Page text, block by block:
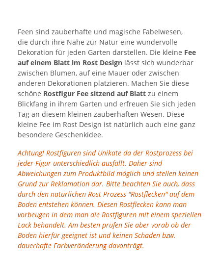
Feen sind zauberhafte und magische Fabelwesen,
die durch ihre Nähe zur Natur eine wundervolle
Dekoration für jeden Garten darstellen. Die kleine Fee
auf einem Blatt im Rost Design lässt sich wunderbar
zwischen Blumen, auf eine Mauer oder zwischen
anderen Dekorationen platzieren. Machen Sie diese
schöne Rostfigur Fee sitzend auf Blatt zu einem
Blickfang in ihrem Garten und erfreuen Sie sich jeden
Tag an diesem kleinen zauberhaften Wesen. Diese
kleine Fee im Rost Design ist natürlich auch eine ganz
besondere Geschenkidee.
Achtung! Rostfiguren sind Unikate da der Rostprozess bei
jeder Figur unterschiedlich ausfällt. Daher sind
Abweichungen zum Produktbild möglich und stellen keinen
Grund zur Reklamation dar. Bitte beachten Sie auch, dass
durch den natürlichen Rost Prozess "Rostflecken" auf dem
Boden entstehen können. Diesen Rostflecken kann man
vorbeugen in dem man die Rostfiguren mit einem speziellen
Lack behandelt. Am besten prüfen Sie aber vorab ob der
Boden hierfür geeignet ist und keinen Schaden bzw.
dauerhafte Farbveränderung davonträgt.